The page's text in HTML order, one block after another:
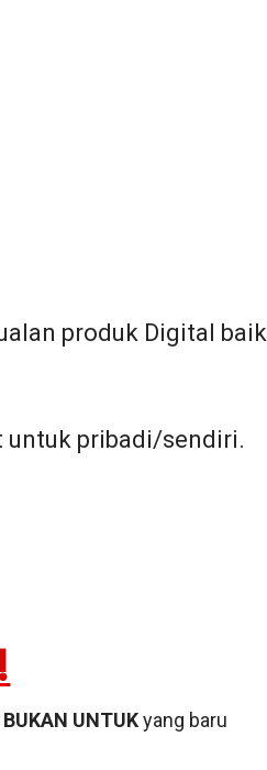
produk Digital baik
untuk pribadi/sendiri.
BUKAN UNTUKyang baru